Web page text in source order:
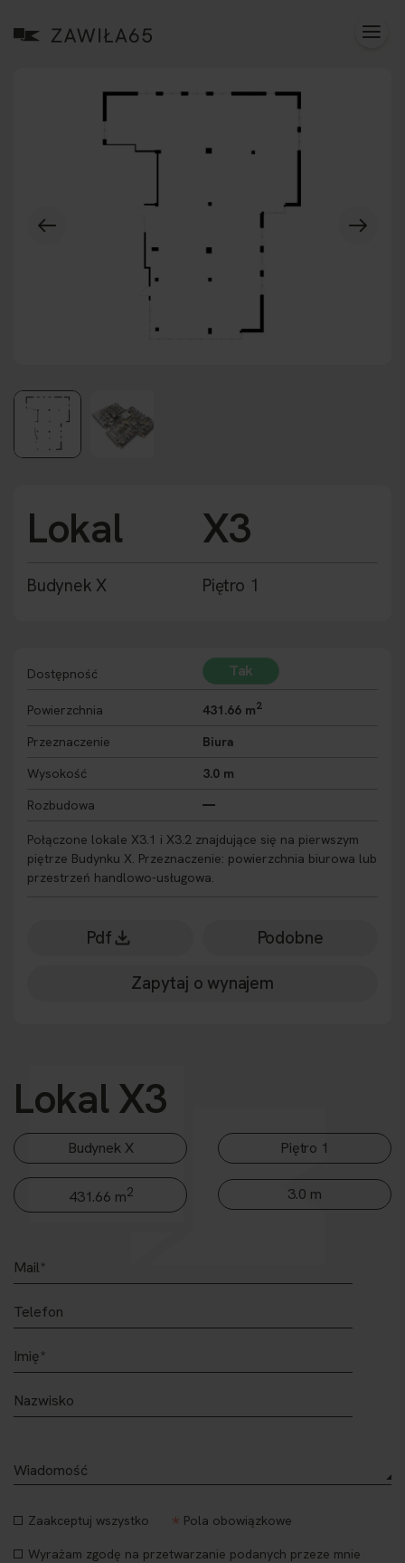
Lokal X3
Budynek X Piętro 1
Dostępność Tak
Powierzchnia 431.66 m2
Przeznaczenie
Biura
Wysokość
3.0 m
Rozbudowa
Połączone lokale X3.1 i X3.2 znajdujące się na pierwszym
piętrze Budynku X. Przeznaczenie: powierzchnia biurowa lub
przestrzeń handlowo-usługowa.
Pdf
Podobne
Zapytaj o wynajem
Lokal X3
Budynek X Piętro 1
431.66 m2 3.0 m
Zaakceptuj wszystko * Pola obowiązkowe
Wyrażam zgodę na przetwarzanie podanych przeze mnie